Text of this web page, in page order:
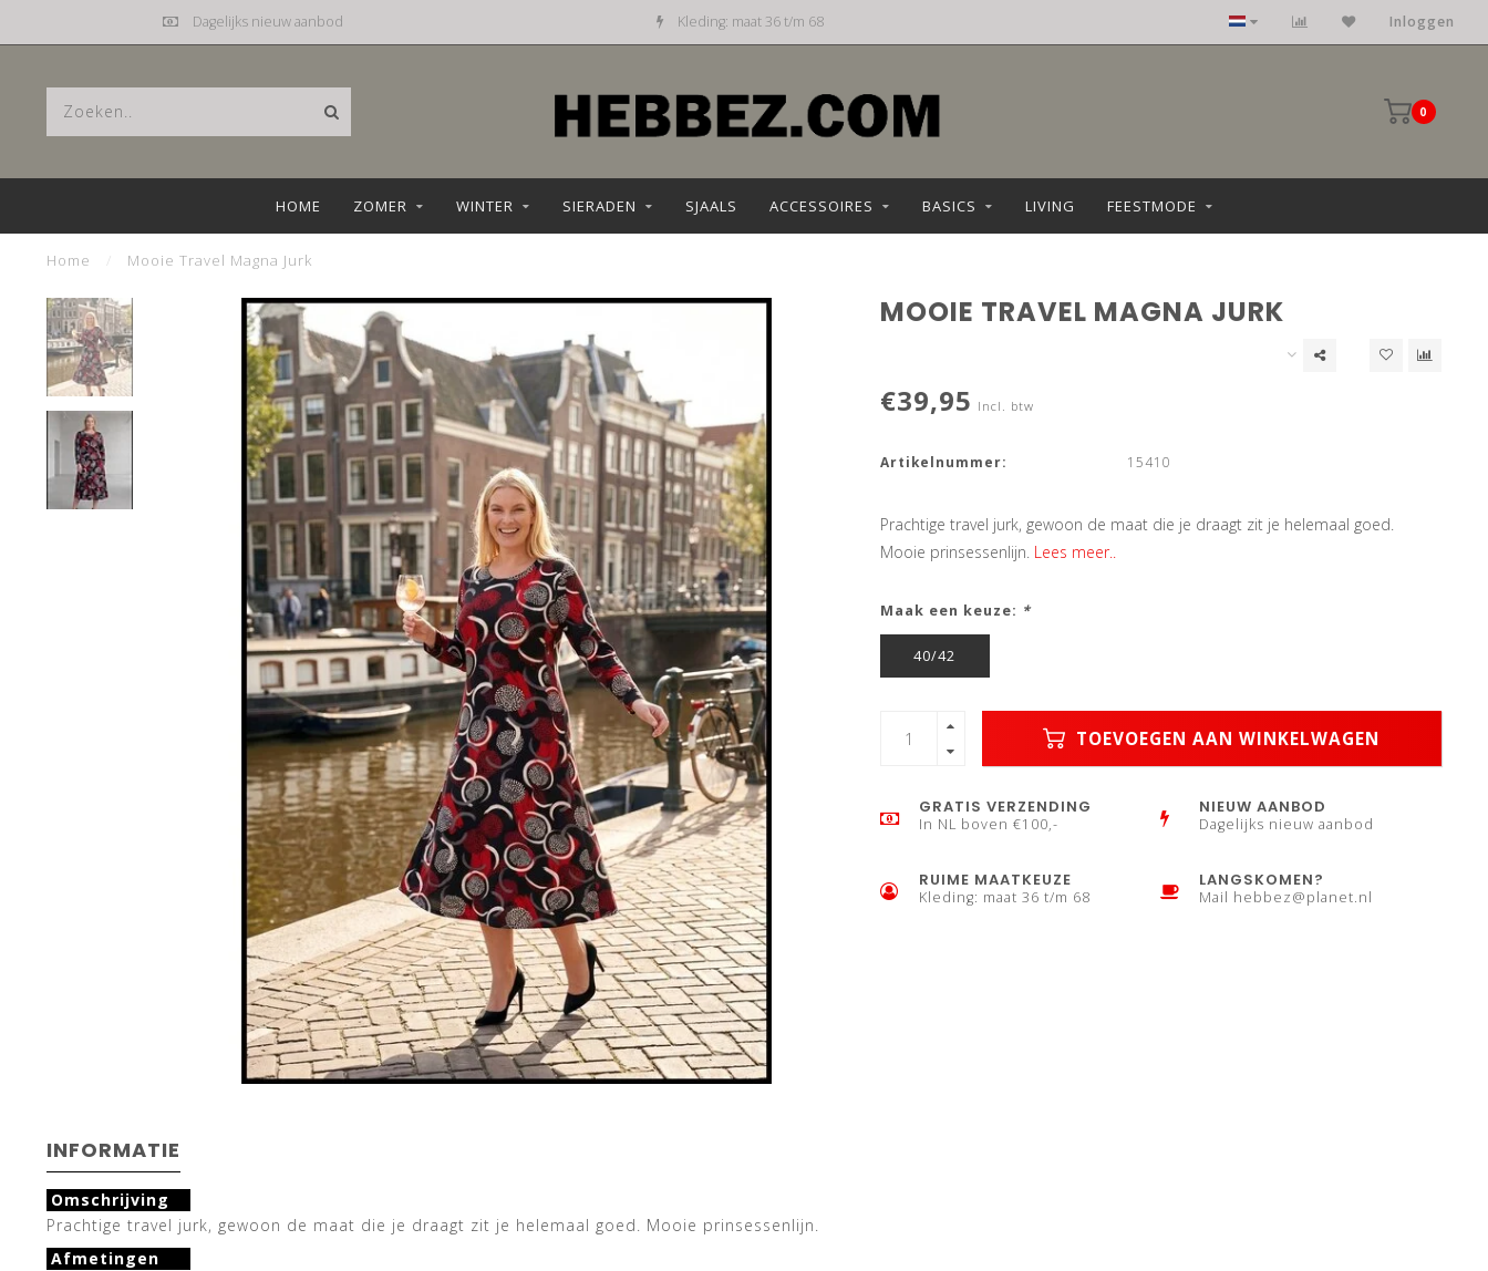
Dagelijks nieuw aanbod Kleding: maat 36 t/m 68 Inloggen
0
HOME ZOMER WINTER SIERADEN SJAALS ACCESSOIRES BASICS LIVING FEESTMODE
Home Mooie Travel Magna Jurk
MOOIE TRAVEL MAGNA JURK
€39,95 Incl. btw
Artikelnummer: 15410
Prachtige travel jurk, gewoon de maat die je draagt zit je helemaal goed.
Mooie prinsessenlijn. Lees meer..
Maak een keuze: *
40/42
TOEVOEGEN AAN WINKELWAGEN
GRATIS VERZENDING
In NL boven €100,-
NIEUW AANBOD
Dagelijks nieuw aanbod
RUIME MAATKEUZE
Kleding: maat 36 t/m 68
LANGSKOMEN?
Mail hebbez@planet.nl
INFORMATIE
Omschrijving
Prachtige travel jurk, gewoon de maat die je draagt zit je helemaal goed. Mooie prinsessenlijn.
Afmetingen